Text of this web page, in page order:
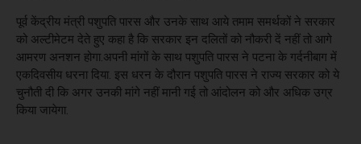
पूर्व केंद्रीय मंत्री पशुपति पारस और उनके साथ आये तमाम समर्थकों ने सरकार
को अल्टीमेटम देते हुए कहा है कि सरकार इन दलितों को नौकरी दें नहीं तो आगे
आमरण अनशन होगा.अपनी मांगों के साथ पशुपति पारस ने पटना के गर्दनीबाग में
एकदिवसीय धरना दिया. इस धरन के दौरान पशुपति पारस ने राज्य सरकार को ये
चुनौती दी कि अगर उनकी मांगे नहीं मानी गई तो आंदोलन को और अधिक उग्र
किया जायेगा.